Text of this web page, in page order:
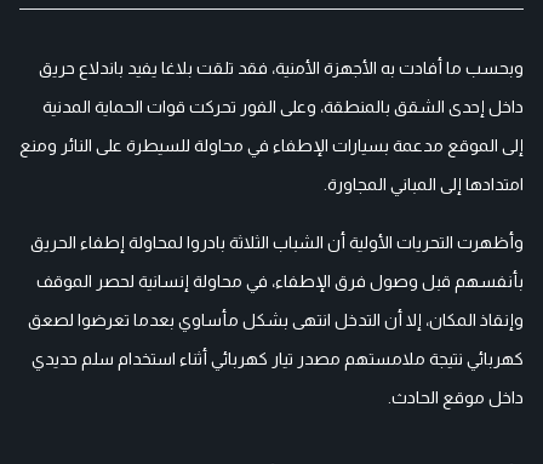
وبحسب ما أفادت به الأجهزة الأمنية، فقد تلقت بلاغا يفيد باندلاع حريق
داخل إحدى الشقق بالمنطقة، وعلى الفور تحركت قوات الحماية المدنية
إلى الموقع مدعمة بسيارات الإطفاء في محاولة للسيطرة على النائر ومنع
امتدادها إلى المباني المجاورة.
وأظهرت التحريات الأولية أن الشباب الثلاثة بادروا لمحاولة إطفاء الحريق
بأنفسهم قبل وصول فرق الإطفاء، في محاولة إنسانية لحصر الموقف
وإنقاذ المكان، إلا أن التدخل انتهى بشكل مأساوي بعدما تعرضوا لصعق
كهربائي نتيجة ملامستهم مصدر تيار كهربائي أثناء استخدام سلم حديدي
داخل موقع الحادث.